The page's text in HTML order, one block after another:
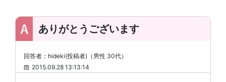
ありがとうございます
回答者：hideki(投稿者)（男性 30代）
2015.09.28 13:13:14